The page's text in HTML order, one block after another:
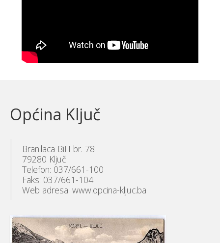
Općina Ključ
Branilaca BiH br. 78
79280 Ključ
Telefon: 037/661-100
Faks: 037/661-104
Web adresa: www.opcina-kljuc.ba